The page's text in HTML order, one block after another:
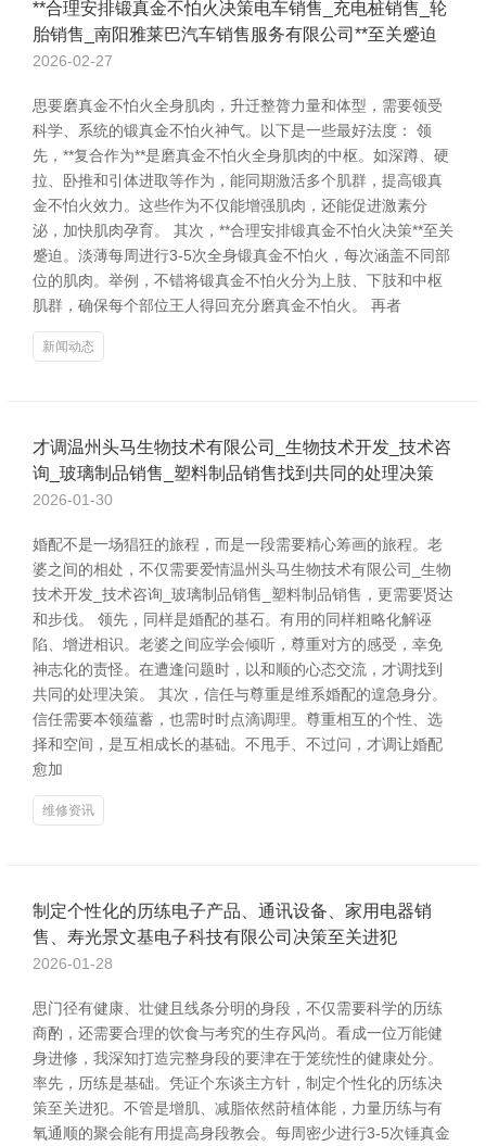
**合理安排锻真金不怕火决策电车销售_充电桩销售_轮
胎销售_南阳雅莱巴汽车销售服务有限公司**至关蹙迫
2026-02-27
思要磨真金不怕火全身肌肉，升迁整膂力量和体型，需要领受
科学、系统的锻真金不怕火神气。以下是一些最好法度： 领
先，**复合作为**是磨真金不怕火全身肌肉的中枢。如深蹲、硬
拉、卧推和引体进取等作为，能同期激活多个肌群，提高锻真
金不怕火效力。这些作为不仅能增强肌肉，还能促进激素分
泌，加快肌肉孕育。 其次，**合理安排锻真金不怕火决策**至关
蹙迫。淡薄每周进行3-5次全身锻真金不怕火，每次涵盖不同部
位的肌肉。举例，不错将锻真金不怕火分为上肢、下肢和中枢
肌群，确保每个部位王人得回充分磨真金不怕火。 再者
新闻动态
才调温州头马生物技术有限公司_生物技术开发_技术咨
询_玻璃制品销售_塑料制品销售找到共同的处理决策
2026-01-30
婚配不是一场猖狂的旅程，而是一段需要精心筹画的旅程。老
婆之间的相处，不仅需要爱情温州头马生物技术有限公司_生物
技术开发_技术咨询_玻璃制品销售_塑料制品销售，更需要贤达
和步伐。 领先，同样是婚配的基石。有用的同样粗略化解诬
陷、增进相识。老婆之间应学会倾听，尊重对方的感受，幸免
神志化的责怪。在遭逢问题时，以和顺的心态交流，才调找到
共同的处理决策。 其次，信任与尊重是维系婚配的遑急身分。
信任需要本领蕴蓄，也需时时点滴调理。尊重相互的个性、选
择和空间，是互相成长的基础。不甩手、不过问，才调让婚配
愈加
维修资讯
制定个性化的历练电子产品、通讯设备、家用电器销
售、寿光景文基电子科技有限公司决策至关进犯
2026-01-28
思门径有健康、壮健且线条分明的身段，不仅需要科学的历练
商酌，还需要合理的饮食与考究的生存风尚。看成一位万能健
身进修，我深知打造完整身段的要津在于笼统性的健康处分。
率先，历练是基础。凭证个东谈主方针，制定个性化的历练决
策至关进犯。不管是增肌、减脂依然莳植体能，力量历练与有
氧通顺的聚会能有用提高身段教会。每周密少进行3-5次锤真金